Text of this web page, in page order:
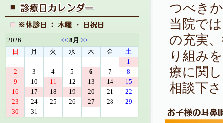
つべき
当院で
の充実
り組み
療に関
相談下